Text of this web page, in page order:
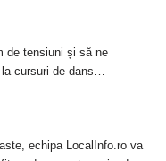
de tensiuni și să ne
cursuri de dans…
echipa LocalInfo.ro va